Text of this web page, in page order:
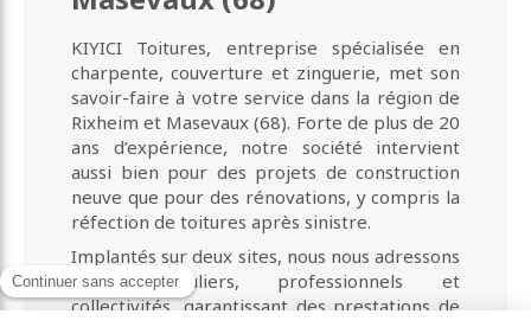
KIYICI Toitures, entreprise spécialisée en
charpente, couverture et zinguerie, met son
savoir-faire à votre service dans la région de
Rixheim et Masevaux (68). Forte de plus de 20
ans d’expérience, notre société intervient
aussi bien pour des projets de construction
neuve que pour des rénovations, y compris la
réfection de toitures après sinistre.
Implantés sur deux sites, nous nous adressons
aux particuliers, professionnels et
collectivités, garantissant des prestations de